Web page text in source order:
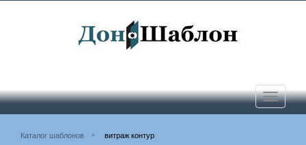
Toggle
Каталог шаблонов витраж контур